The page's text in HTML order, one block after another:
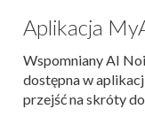
Aplikacja
Wspomniany AI
dostępna w
przejść na skróty